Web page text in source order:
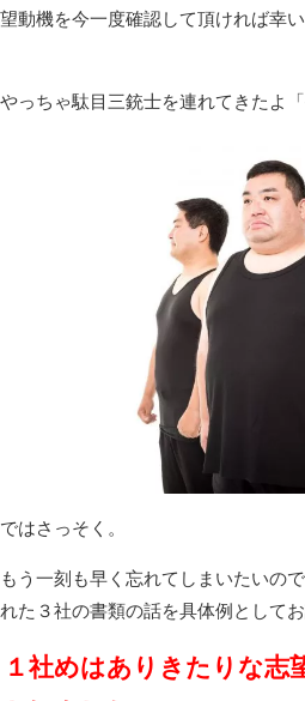
望動機を今一度確認して頂ければ幸い
やっちゃ駄目三銃士を連れてきたよ
ではさっそく。
もう一刻も早く忘れてしまいたいの
れた３社の書類の話を具体例としてお
１社めはありきたりな志